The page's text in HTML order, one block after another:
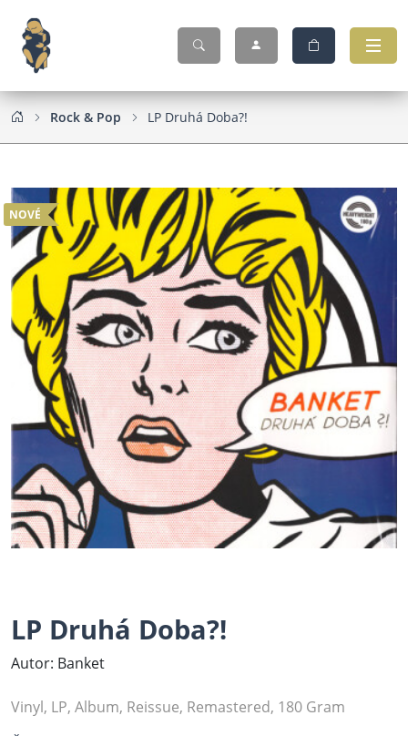
Rock & Pop LP Druhá Doba?!
NOVÉ
LP Druhá Doba?!
Autor: Banket
Vinyl, LP, Album, Reissue, Remastered, 180 Gram